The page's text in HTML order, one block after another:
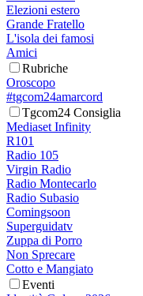
Elezioni estero
Grande Fratello
L'isola dei famosi
Amici
Rubriche
Oroscopo
#tgcom24amarcord
Tgcom24 Consiglia
Mediaset Infinity
R101
Radio 105
Virgin Radio
Radio Montecarlo
Radio Subasio
Comingsoon
Superguidatv
Zuppa di Porro
Non Sprecare
Cotto e Mangiato
Eventi